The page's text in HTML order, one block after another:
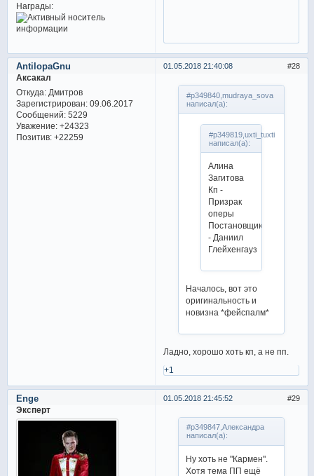
Награды:
28
01.05.2018 21:40:08
AntilopaGnu
Аксакал
Откуда:Дмитров
Зарегистрирован: 09.06.2017
Сообщений:5229
Уважение: +24323
Позитив: +22259
#p349840,mudraya_sova
написал(а):
#p349819,uxti_tuxti
написал(а):
Алина
Загитова
Кп -
Призрак
оперы
Постановщик
- Даниил
Глейхенгауз
Началось, вот это
оригинальность и
новизна *фейспалм*
Ладно, хорошо хоть кп, а не пп.
+1
29
01.05.2018 21:45:52
Enge
Эксперт
#p349847,Александра
написал(а):
Ну хоть не "Кармен".
Хотя тема ПП ещё